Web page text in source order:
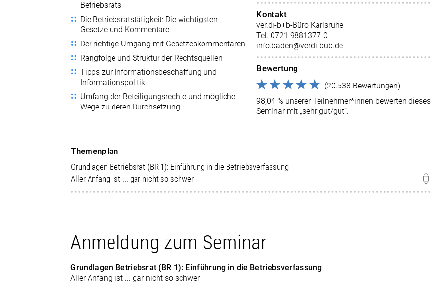
Betriebsrats
Die Betriebsratstätigkeit: Die wichtigsten
Gesetze und Kommentare
Der richtige Umgang mit Gesetzeskommentaren
Rangfolge und Struktur der Rechtsquellen
Tipps zur Informationsbeschaffung und
Informationspolitik
Umfang der Beteiligungsrechte und mögliche
Wege zu deren Durchsetzung
Kontakt
ver.di-b+b-Büro Karlsruhe
Tel. 0721 9881377-0
info.baden@verdi-bub.de
Bewertung
(20.538 Bewertungen)
98,04 % unserer Teilnehmer*innen bewerten dieses
Seminar mit „sehr gut/gut“.
Themenplan
Grundlagen Betriebsrat (BR 1): Einführung in die Betriebsverfassung
Aller Anfang ist ... gar nicht so schwer
Anmeldung zum Seminar
Grundlagen Betriebsrat (BR 1): Einführung in die Betriebsverfassung
Aller Anfang ist ... gar nicht so schwer